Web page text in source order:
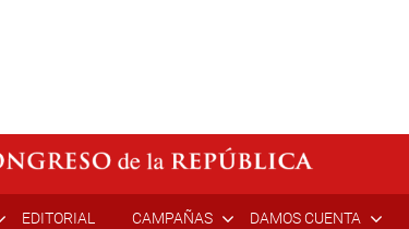
EDITORIAL CAMPAÑAS DAMOS CUENTA